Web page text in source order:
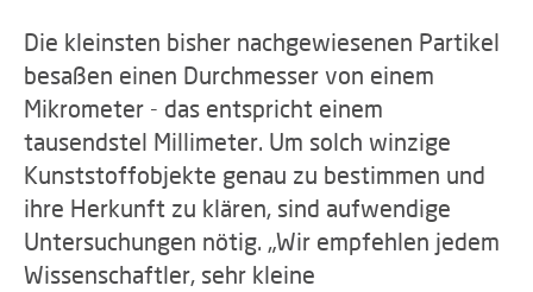
Die kleinsten bisher nachgewiesenen Partikel
besaßen einen Durchmesser von einem
Mikrometer - das entspricht einem
tausendstel Millimeter. Um solch winzige
Kunststoffobjekte genau zu bestimmen und
ihre Herkunft zu klären, sind aufwendige
Untersuchungen nötig. „Wir empfehlen jedem
Wissenschaftler, sehr kleine